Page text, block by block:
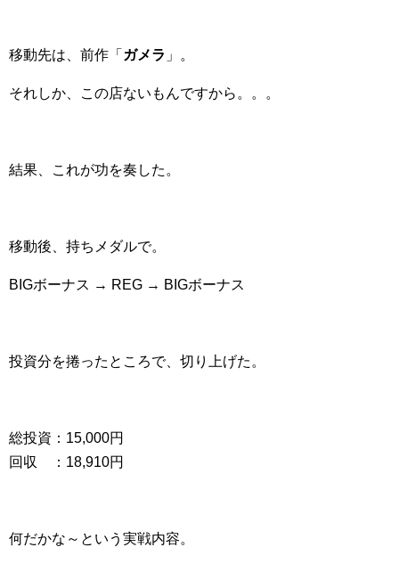
移動先は、前作「 ガメラ 」。
それしか、この店ないもんですから。。。
結果、これが功を奏した。
移動後、持ちメダルで。
BIGボーナス → REG → BIGボーナス
投資分を捲ったところで、切り上げた。
総投資：15,000円
回収 ：18,910円
何だかな～という実戦内容。